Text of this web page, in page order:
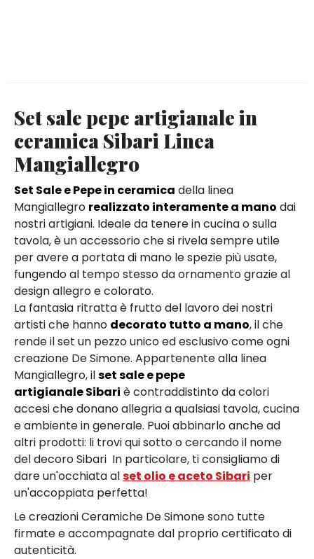
Set sale pepe artigianale in
ceramica Sibari Linea
Mangiallegro
Set Sale e Pepe in ceramica della linea
Mangiallegro realizzato interamente a mano dai
nostri artigiani. Ideale da tenere in cucina o sulla
tavola, è un accessorio che si rivela sempre utile
per avere a portata di mano le spezie più usate,
fungendo al tempo stesso da ornamento grazie al
design allegro e colorato.
La fantasia ritratta è frutto del lavoro dei nostri
artisti che hanno decorato tutto a mano, il che
rende il set un pezzo unico ed esclusivo come ogni
creazione De Simone. Appartenente alla linea
Mangiallegro, ilset sale e pepe
artigianale Sibari è contraddistinto da colori
accesi che donano allegria a qualsiasi tavola, cucina
e ambiente in generale. Puoi abbinarlo anche ad
altri prodotti: li trovi qui sotto o cercando il nome
del decoro Sibari In particolare, ti consigliamo di
dare un'occhiata alset olio e aceto Sibari per
un'accoppiata perfetta!
Le creazioni Ceramiche De Simone sono tutte
firmate e accompagnate dal proprio certificato di
autenticità.